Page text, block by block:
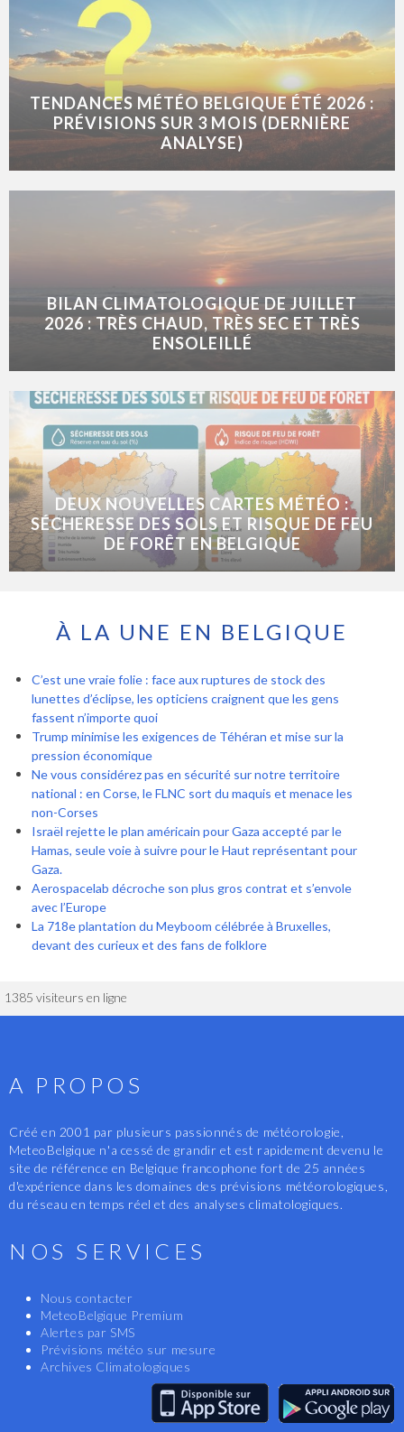
TENDANCES MÉTÉO BELGIQUE ÉTÉ 2026 :
PRÉVISIONS SUR 3 MOIS (DERNIÈRE
ANALYSE)
BILAN CLIMATOLOGIQUE DE JUILLET
2026 : TRÈS CHAUD, TRÈS SEC ET TRÈS
ENSOLEILLÉ
DEUX NOUVELLES CARTES MÉTÉO :
SÉCHERESSE DES SOLS ET RISQUE DE FEU
DE FORÊT EN BELGIQUE
À LA UNE EN BELGIQUE
C’est une vraie folie : face aux ruptures de stock des
lunettes d’éclipse, les opticiens craignent que les gens
fassent n’importe quoi
Trump minimise les exigences de Téhéran et mise sur la
pression économique
Ne vous considérez pas en sécurité sur notre territoire
national : en Corse, le FLNC sort du maquis et menace les
non-Corses
Israël rejette le plan américain pour Gaza accepté par le
Hamas, seule voie à suivre pour le Haut représentant pour
Gaza.
Aerospacelab décroche son plus gros contrat et s’envole
avec l’Europe
La 718e plantation du Meyboom célébrée à Bruxelles,
devant des curieux et des fans de folklore
1385 visiteurs en ligne
A PROPOS
Créé en 2001 par plusieurs passionnés de météorologie,
MeteoBelgique n'a cessé de grandir et est rapidement devenu le
site de référence en Belgique francophone fort de 25 années
d'expérience dans les domaines des prévisions météorologiques,
du réseau en temps réel et des analyses climatologiques.
NOS SERVICES
Nous contacter
MeteoBelgique Premium
Alertes par SMS
Prévisions météo sur mesure
Archives Climatologiques